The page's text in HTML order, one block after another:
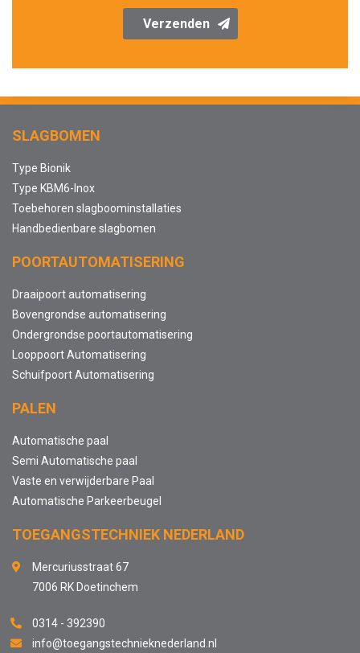
Verzenden
SLAGBOMEN
Type Bionik
Type KBM6-Inox
Toebehoren slagboominstallaties
Handbedienbare slagbomen
POORTAUTOMATISERING
Draaipoort automatisering
Bovengrondse automatisering
Ondergrondse poortautomatisering
Looppoort Automatisering
Schuifpoort Automatisering
PALEN
Automatische paal
Semi Automatische paal
Vaste en verwijderbare Paal
Automatische Parkeerbeugel
TOEGANGSTECHNIEK NEDERLAND
Mercuriusstraat 67
7006 RK Doetinchem
0314 - 392390
info@toegangstechnieknederland.nl